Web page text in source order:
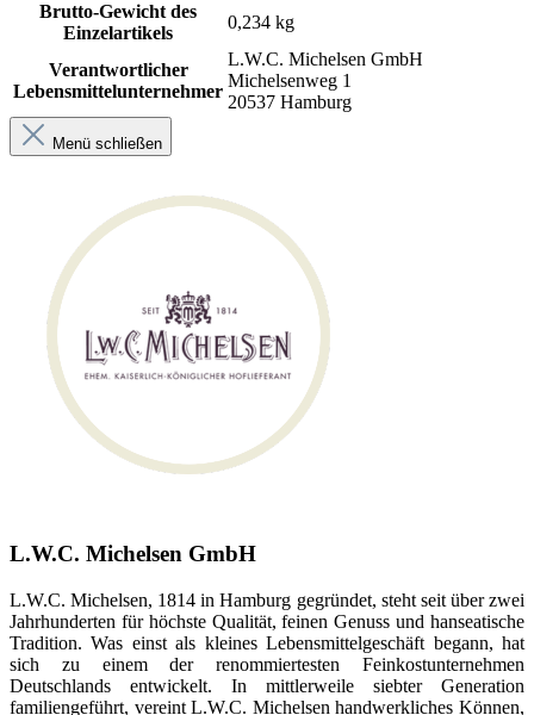
Brutto-Gewicht des
Einzelartikels
0,234 kg
Verantwortlicher
Lebensmittelunternehmer
L.W.C. Michelsen GmbH
Michelsenweg 1
20537 Hamburg
Menü schließen
L.W.C. Michelsen GmbH
L.W.C. Michelsen, 1814 in Hamburg gegründet, steht seit über zwei
Jahrhunderten für höchste Qualität, feinen Genuss und hanseatische
Tradition. Was einst als kleines Lebensmittelgeschäft begann, hat
sich zu einem der renommiertesten Feinkostunternehmen
Deutschlands entwickelt. In mittlerweile siebter Generation
familiengeführt, vereint L.W.C. Michelsen handwerkliches Können,